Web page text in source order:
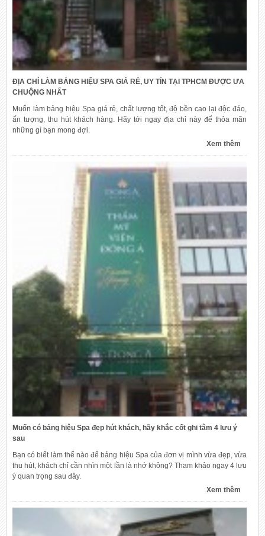
ĐỊA CHỈ LÀM BẢNG HIỆU SPA GIÁ RẺ, UY TÍN TẠI TPHCM ĐƯỢC ƯA
CHUỘNG NHẤT
Muốn làm bảng hiệu Spa giá rẻ, chất lượng tốt, độ bền cao lại độc đáo,
ấn tượng, thu hút khách hàng. Hãy tới ngay địa chỉ này để thỏa mãn
những gì bạn mong đợi.
Xem thêm
Muốn có bảng hiệu Spa đẹp hút khách, hãy khắc cốt ghi tâm 4 lưu ý
sau
Bạn có biết làm thế nào để bảng hiệu Spa của đơn vị mình vừa đẹp, vừa
thu hút, khách chỉ cần nhìn một lần là nhớ không? Tham khảo ngay 4 lưu
ý quan trọng sau đây.
Xem thêm